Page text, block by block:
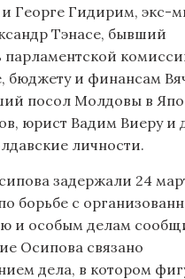
Георге Гидирим, экс-
Тэнасе, бывший
парламентской
бюджету и финансам
посол Молдовы в
юрист Вадим Виеру и
личности.
задержали 24
борьбе с
и особым делам
Осипова связано
дела, в котором